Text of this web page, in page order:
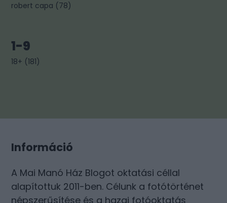
robert capa (78)
1-9
18+ (181)
Információ
A Mai Manó Ház Blogot oktatási céllal
alapítottuk 2011-ben. Célunk a fotótörténet
népszerűsítése és a hazai fotóoktatás